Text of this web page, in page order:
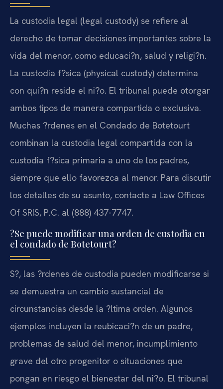
La custodia legal (legal custody) se refiere al
derecho de tomar decisiones importantes sobre la
vida del menor, como educaci?n, salud y religi?n.
La custodia f?sica (physical custody) determina
con qui?n reside el ni?o. El tribunal puede otorgar
ambos tipos de manera compartida o exclusiva.
Muchas ?rdenes en el Condado de Botetourt
combinan la custodia legal compartida con la
custodia f?sica primaria a uno de los padres,
siempre que ello favorezca al menor. Para discutir
los detalles de su asunto, contacte a Law Offices
Of SRIS, P.C. al (888) 437-7747.
?Se puede modificar una orden de custodia en
el condado de Botetourt?
S?, las ?rdenes de custodia pueden modificarse si
se demuestra un cambio sustancial de
circunstancias desde la ?ltima orden. Algunos
ejemplos incluyen la reubicaci?n de un padre,
problemas de salud del menor, incumplimiento
grave del otro progenitor o situaciones que
pongan en riesgo el bienestar del ni?o. El tribunal